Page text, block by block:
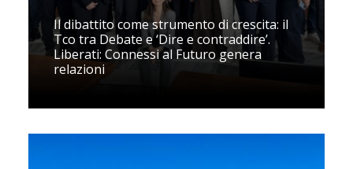
Il dibattito come strumento di crescita: il
Tco tra Debate e ‘Dire e contraddire’.
Liberati: Connessi al Futuro genera
relazioni